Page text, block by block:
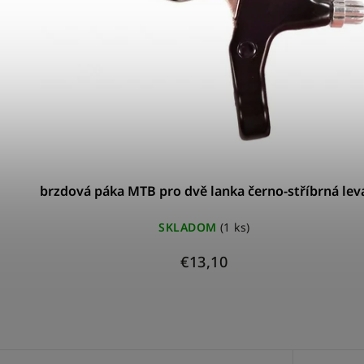
brzdová páka MTB pro dvě lanka černo-stříbrná
SKLADOM (1 ks)
€13,10